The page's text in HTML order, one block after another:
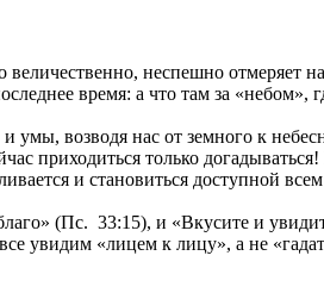
неспешно отмеряет
время: а что там за «небом»,
возводя нас от земного к
приходиться только
и становиться доступной
(Пс. 33:15), и «Вкусите и
увидим «лицем к лицу», а не